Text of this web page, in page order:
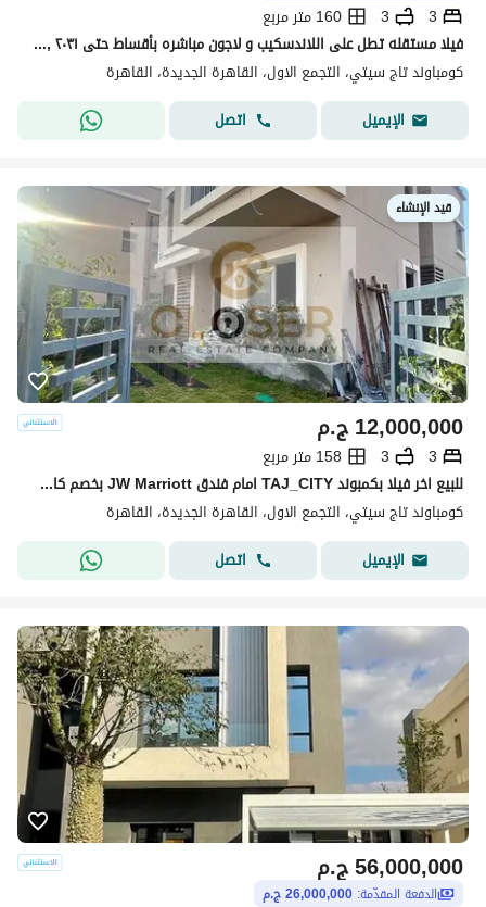
3
3
160 متر مربع
فيلا مستقله تطل على اللاندسكيب و لاجون مباشره بأقساط حتى ٢٠٣١ ,قسط ربع سنوى 320,592 و استلام 2027 فى كمبوند سكنى راق, تاج سيتى
كومباوند تاج سيتي، التجمع الاول، القاهرة الجديدة، القاهرة
الإيميل
اتصل
قيد الإنشاء
ج.م12,000,000
3
3
158 متر مربع
للبيع اخر فيلا بكمبوند TAJ_CITY امام فندق JW Marriott بخصم كاش 54%
كومباوند تاج سيتي، التجمع الاول، القاهرة الجديدة، القاهرة
الإيميل
اتصل
ج.م56,000,000
الدفعة المقدّمة: 26,000,000 ج.م